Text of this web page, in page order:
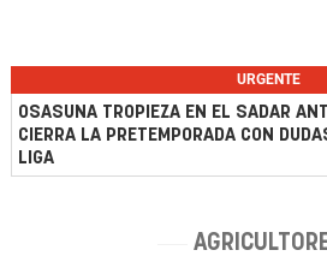
URGENTE
OSASUNA TROPIEZA EN EL SADAR
CIERRA LA PRETEMPORADA CON
LIGA